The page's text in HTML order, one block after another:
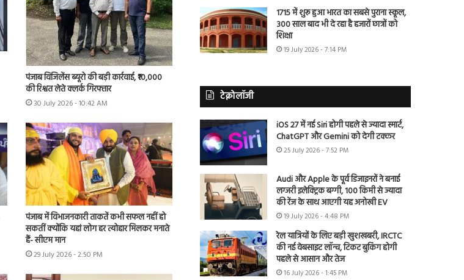
पंजाब विजिलेंस ब्यूरो की बड़ी कार्रवाई, ₹10,000
की रिश्वत लेते क्लर्क गिरफ्तार
30 July 2026 - 10:42 AM
पंजाब में विभाजनकारी ताकतें कभी सफल नहीं हो
सकतीं क्योंकि यहां लोग हर त्योहार मिलकर मनाते
हैं- सीएम मान
29 July 2026 - 2:50 PM
1715 में शुरू हुआ भारत का सबसे पुराना स्कूल,
300 साल बाद भी दे रहा है हजारों छात्रों को
शिक्षा
19 July 2026 - 7:14 PM
टेक्नोलॉजी
iOS 27 में नई Siri होगी पहले से ज्यादा स्मार्ट,
ChatGPT और Gemini को देगी टक्कर
25 July 2026 - 7:52 PM
Audi और Apple के पूर्व डिजाइनरों ने बनाई
लग्जरी इलेक्ट्रिक बग्गी, 100 किमी से ज्यादा
की रेंज के साथ आएगी यह अनोखी EV
19 July 2026 - 4:48 PM
रेल यात्रियों के लिए बड़ी खुशखबरी, IRCTC
की नई वेबसाइट लॉन्च, टिकट बुकिंग होगी
पहले से आसान और तेज
16 July 2026 - 1:45 PM